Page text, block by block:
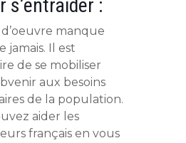
s’entraider :
d’oeuvre manque
jamais. Il est
de se mobiliser
aux besoins
de la population.
aider les
français en vous